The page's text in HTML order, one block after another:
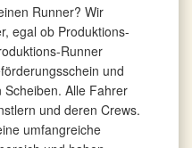
Runner? Wir
egal ob Produktions-
Runner
und
Alle Fahrer
und deren Crews.
umfangreiche